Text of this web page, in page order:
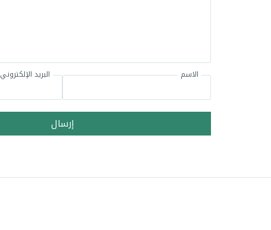
الاسم البريد الإلكتروني
إرسال